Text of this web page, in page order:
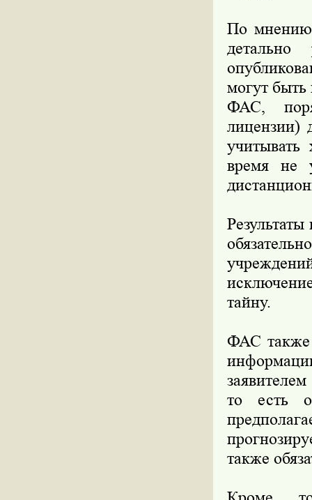
По мнению
детально
могут
ФАС,
лицензии)
учитывать
время не
тайну.
ФАС также
то есть
также